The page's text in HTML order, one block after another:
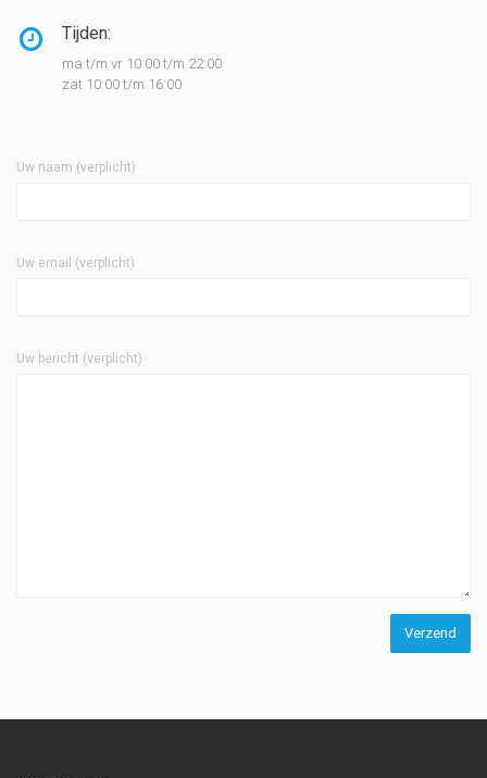
Tijden:
ma t/m vr 10:00 t/m 22:00
zat 10:00 t/m 16:00
Uw naam (verplicht)
Uw email (verplicht)
Uw bericht (verplicht)